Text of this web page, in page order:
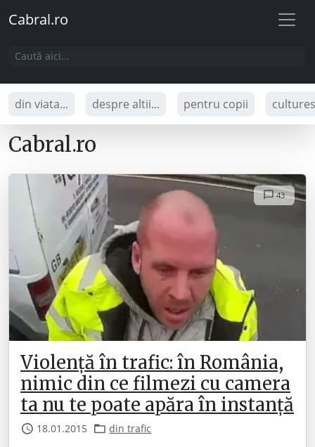
Cabral.ro
din viata... despre altii... pentru copii
Cabral.ro
43
Violență în trafic: în România,
nimic din ce filmezi cu camera
ta nu te poate apăra în instanță
18.01.2015 din trafic